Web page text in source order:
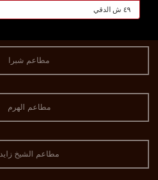
٤٩ ش الدقي
مطاعم شبرا
مطاعم الهرم
مطاعم الشيخ زايد